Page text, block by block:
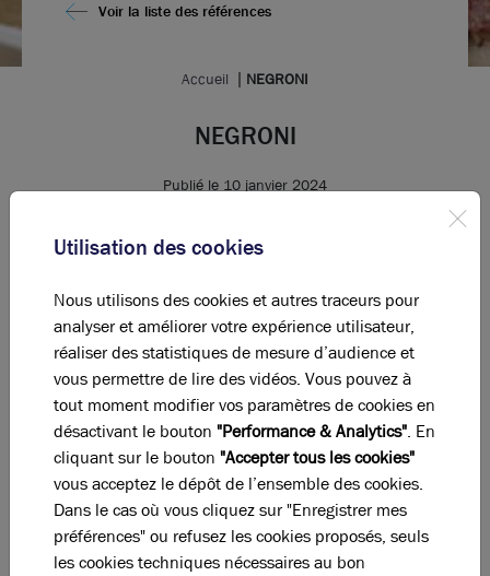
Voir la liste des références
Accueil NEGRONI
NEGRONI
Publié le 10 janvier 2024
pour nous avoir confié la mission de l’implantation de
leurs nouveaux bureaux en région Lyonnaise !
Negroni est la marque la plus connue par les Italiens.
Depuis plus d’un siècle elle est leader de la
charcuterie italienne de haute qualité, représentant
un repère pour les consommateurs.
À la base de la philosophie de l’entreprise il y a le
contrôle total de sa filière de production intégrée et
exclusive, à partir de l’alimentation des animaux
jusqu’à la distribution des produits finis, afin de
toujours garantir les niveaux maximums de qualité.
Utilisation des cookies
Nous utilisons des cookies et autres traceurs pour
analyser et améliorer votre expérience utilisateur,
réaliser des statistiques de mesure d’audience et
vous permettre de lire des vidéos. Vous pouvez à
tout moment modifier vos paramètres de cookies en
désactivant le bouton "Performance & Analytics". En
cliquant sur le bouton "Accepter tous les cookies"
vous acceptez le dépôt de l’ensemble des cookies.
Dans le cas où vous cliquez sur "Enregistrer mes
préférences" ou refusez les cookies proposés, seuls
les cookies techniques nécessaires au bon